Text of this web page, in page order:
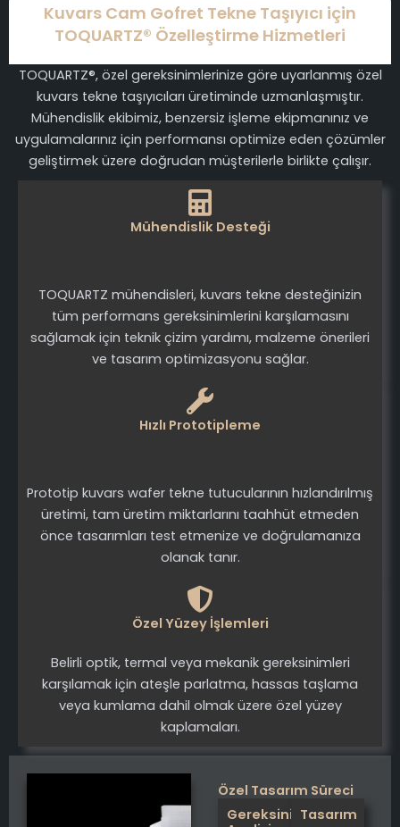
Kuvars Cam Gofret Tekne Taşıyıcı için
TOQUARTZ® Özelleştirme Hizmetleri
TOQUARTZ®, özel gereksinimlerinize göre uyarlanmış özel
kuvars tekne taşıyıcıları üretiminde uzmanlaşmıştır.
Mühendislik ekibimiz, benzersiz işleme ekipmanınız ve
uygulamalarınız için performansı optimize eden çözümler
geliştirmek üzere doğrudan müşterilerle birlikte çalışır.
Mühendislik Desteği
TOQUARTZ mühendisleri, kuvars tekne desteğinizin
tüm performans gereksinimlerini karşılamasını
sağlamak için teknik çizim yardımı, malzeme önerileri
ve tasarım optimizasyonu sağlar.
Hızlı Prototipleme
Prototip kuvars wafer tekne tutucularının hızlandırılmış
üretimi, tam üretim miktarlarını taahhüt etmeden
önce tasarımları test etmenize ve doğrulamanıza
olanak tanır.
Özel Yüzey İşlemleri
Belirli optik, termal veya mekanik gereksinimleri
karşılamak için ateşle parlatma, hassas taşlama
veya kumlama dahil olmak üzere özel yüzey
kaplamaları.
Özel Tasarım Süreci
GereksinimTasarım